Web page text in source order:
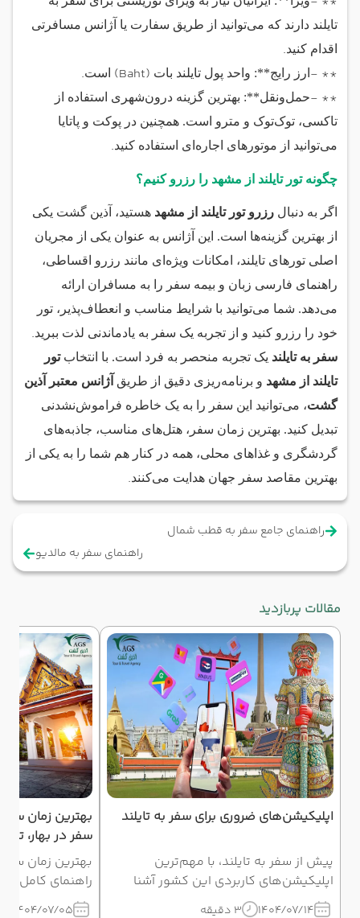
تایلند دارند که می‌توانید از طریق سفارت یا آژانس مسافرتی
اقدام کنید.
- ** ارز رایج**: واحد پول تایلند بات (Baht) است.
- **حمل‌ونقل**: بهترین گزینه درون‌شهری استفاده از
تاکسی، توک‌توک و مترو است. همچنین در پوکت و پاتایا
می‌توانید از موتورهای اجاره‌ای استفاده کنید.
چگونه تور تایلند از مشهد را رزرو کنیم؟
اگر به دنبال رزرو تور تایلند از مشهد هستید، آذین گشت یکی
از بهترین گزینه‌ها است. این آژانس به عنوان یکی از مجریان
اصلی تورهای تایلند، امکانات ویژه‌ای مانند رزرو اقساطی،
راهنمای فارسی زبان و بیمه سفر را به مسافران ارائه
می‌دهد. شما می‌توانید با شرایط مناسب و انعطاف‌پذیر، تور
خود را رزرو کنید و از تجربه یک سفر به یادماندنی لذت ببرید.
سفر به تایلند یک تجربه منحصر به فرد است. با انتخاب تور
تایلند از مشهد و برنامه‌ریزی دقیق از طریق آژانس معتبر آذین
گشت، می‌توانید این سفر را به یک خاطره فراموش‌نشدنی
تبدیل کنید. بهترین زمان سفر، هتل‌های مناسب، جاذبه‌های
گردشگری و غذاهای محلی، همه در کنار هم شما را به یکی از
بهترین مقاصد سفر جهان هدایت می‌کنند.
راهنمای جامع سفر به قطب شمال
راهنمای سفر به مالدیو
مقالات پربازدید
اپلیکیشن‌های ضروری برای سفر به تایلند
پیش از سفر به تایلند، با مهم‌ترین
اپلیکیشن‌های کاربردی این کشور آشنا
1404/07/14 3 دقیقه
بهترین زمان سفر
سفر در بهار،
بهترین زمان سفر
راهنمای کامل
جشن سونگکران
1404/07/05